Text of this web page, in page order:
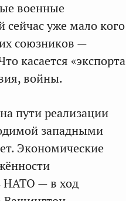
военные
уже мало кого
союзников —
касается «экспорта
войны.
пути реализации
западными
Экономические
НАТО — в ход